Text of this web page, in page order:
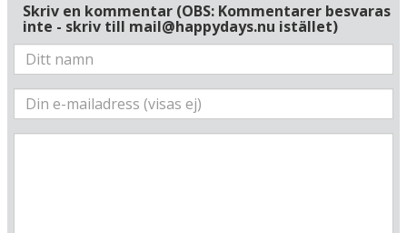
Hotellets GPS-koordinater
E 010&deg; 48.145'
N 45&deg; 49.328'
Skriv en kommentar (OBS: Kommentarer besvaras
inte - skriv till mail@happydays.nu istället)